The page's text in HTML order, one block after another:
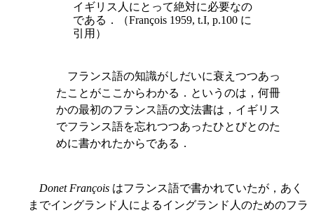
イギリス人にとって絶対に必要なの
である．（François 1959, t.I, p.100 に
引用）
フランス語の知識がしだいに衰えつつあっ
たことがここからわかる．というのは，何冊
かの最初のフランス語の文法書は，イギリス
でフランス語を忘れつつあったひとびとのた
めに書かれたからである．
Donet François はフランス語で書かれていたが，あく
までイングランド人によるイングランド人のためのフラ